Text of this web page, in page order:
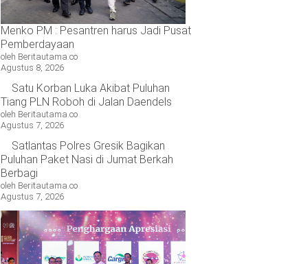
Menko PM : Pesantren harus Jadi Pusat
Pemberdayaan
oleh Beritautama.co
Agustus 8, 2026
Satu Korban Luka Akibat Puluhan
Tiang PLN Roboh di Jalan Daendels
oleh Beritautama.co
Agustus 7, 2026
Satlantas Polres Gresik Bagikan
Puluhan Paket Nasi di Jumat Berkah
Berbagi
oleh Beritautama.co
Agustus 7, 2026